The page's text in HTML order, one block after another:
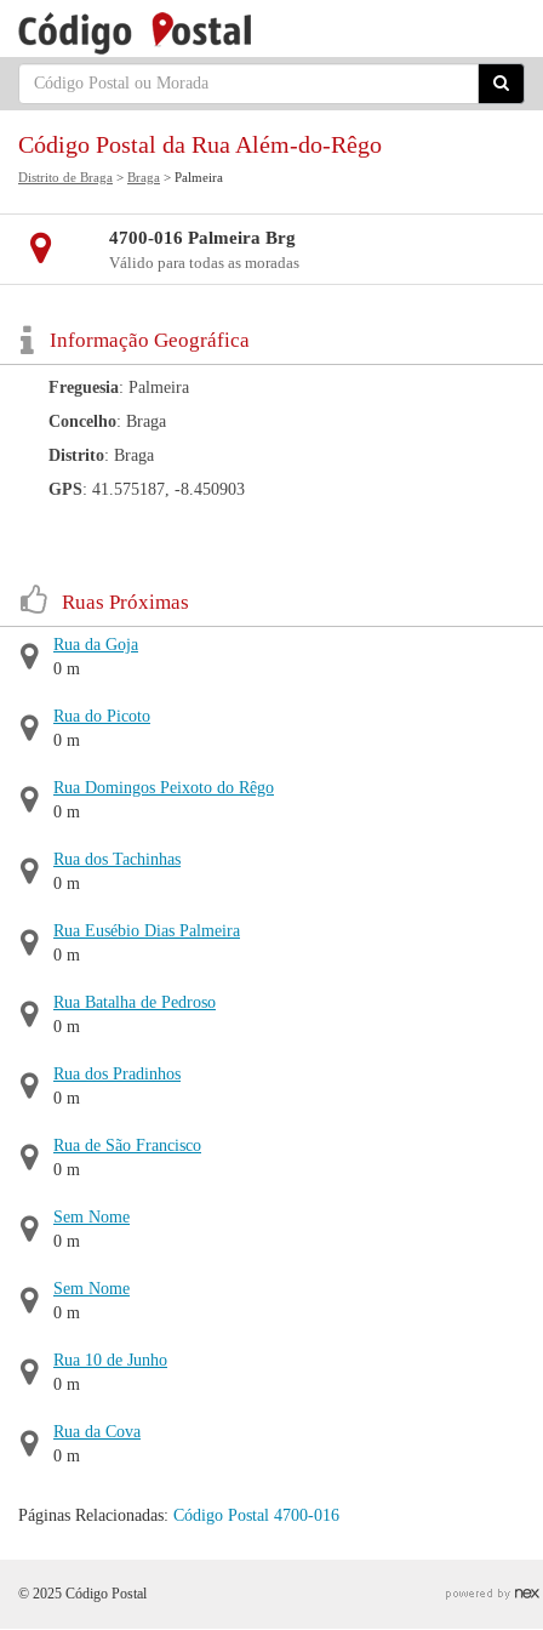
Código Postal da Rua Além-do-Rêgo
Distrito de Braga > Braga > Palmeira
4700-016 Palmeira Brg
Válido para todas as moradas
Informação Geográfica
Freguesia: Palmeira
Concelho: Braga
Distrito: Braga
GPS: 41.575187, -8.450903
Ruas Próximas
Rua da Goja
0 m
Rua do Picoto
0 m
Rua Domingos Peixoto do Rêgo
0 m
Rua dos Tachinhas
0 m
Rua Eusébio Dias Palmeira
0 m
Rua Batalha de Pedroso
0 m
Rua dos Pradinhos
0 m
Rua de São Francisco
0 m
Sem Nome
0 m
Sem Nome
0 m
Rua 10 de Junho
0 m
Rua da Cova
0 m
Páginas Relacionadas: Código Postal 4700-016
© 2025 Código Postal